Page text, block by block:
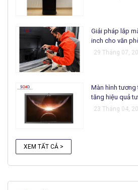
Giải pháp lắp
inch cho văn
29 Tháng 07,
Màn hình
tăng hiệu quả
23 Tháng 04,
XEM TẤT CẢ >